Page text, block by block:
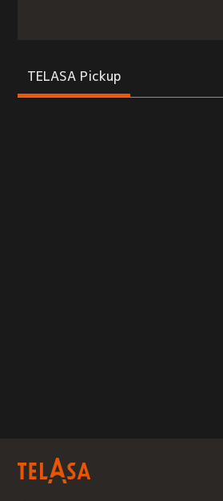
TELASA Pickup